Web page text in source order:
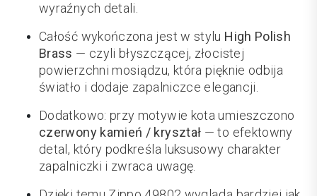
wyraźnych detali.
Całość wykończona jest w stylu High Polish
Brass — czyli błyszczącej, złocistej
powierzchni mosiądzu, która pięknie odbija
światło i dodaje zapalniczce elegancji.
Dodatkowo: przy motywie kota umieszczono
czerwony kamień / kryształ — to efektowny
detal, który podkreśla luksusowy charakter
zapalniczki i zwraca uwagę.